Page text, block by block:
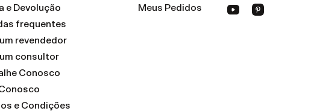
e Devolução
frequentes
revendedor
consultor
Conosco
e Condições
Meus Pedidos